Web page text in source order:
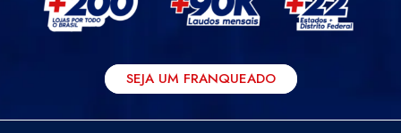
SEJA UM FRANQUEADO